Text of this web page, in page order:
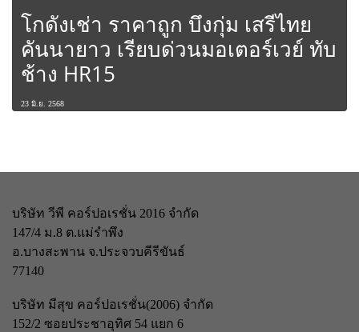
โกดังเช่า ราคาถูก บึงกุ่ม เสรีไทย
คันนายาว เรียบด่วนมอเตอร์เวย์ ทับ
ช้าง HR15
23 มิ.ย. 2568
บริษัท วีพี คอร์ปอเรชั่น 2016 จำกัด
147/4 ม.8 ต.แม่รำพึง
อ.บางสะพาน จ.ประจวบคีรีขันธ์
77140
บริษัท มีสุข คอร์ปอเรชั่น(2006) จำกัด
152/2 ซอยประชาอุทิศ 54 แยก 6